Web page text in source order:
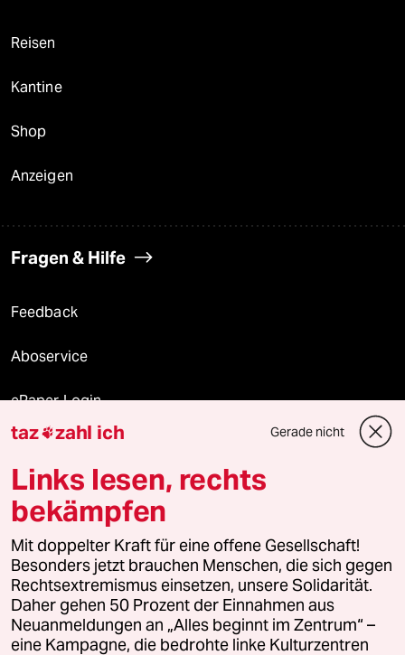
Reisen
Kantine
Shop
Anzeigen
Fragen & Hilfe
Feedback
Aboservice
ePaper Login
Downloads für Abonnierende
© 2026 taz Verlags und Vertriebs GmbH
Alle Rechte vorbehalten. Bei rechtlichen Fragen oder für Genehmigungen
wenden Sie sich bitte an
lizenzen@taz.de
Feedback Redaktionsstatut Kommune-Richtlinien
taz zahl ich Gerade nicht
Links lesen, rechts
bekämpfen
Mit doppelter Kraft für eine offene Gesellschaft!
Besonders jetzt brauchen Menschen, die sich gegen
Rechtsextremismus einsetzen, unsere Solidarität.
Daher gehen 50 Prozent der Einnahmen aus
Neuanmeldungen an „Alles beginnt im Zentrum“ –
eine Kampagne, die bedrohte linke Kulturzentren